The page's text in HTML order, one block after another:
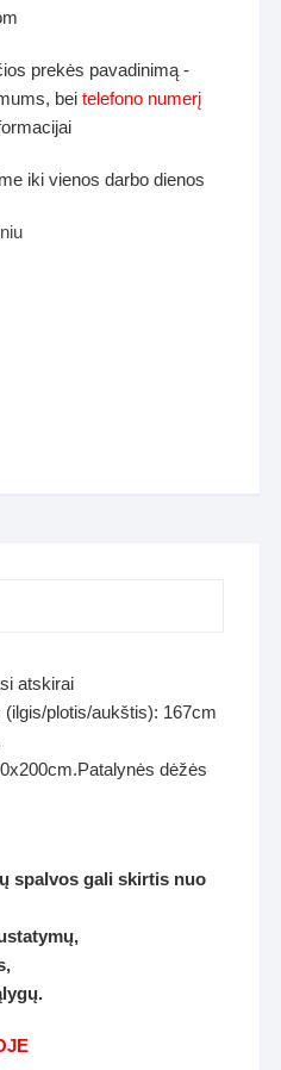
prekės pavadinimą -
beitelefono numerį
iki vienos darbo dienos
atskirai
plotis/aukštis): 167cm
dėžės
spalvos gali skirtis nuo